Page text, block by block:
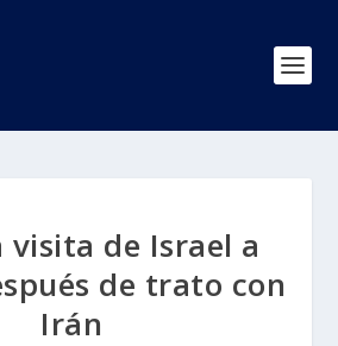
visita de Israel a
de trato con
Irán